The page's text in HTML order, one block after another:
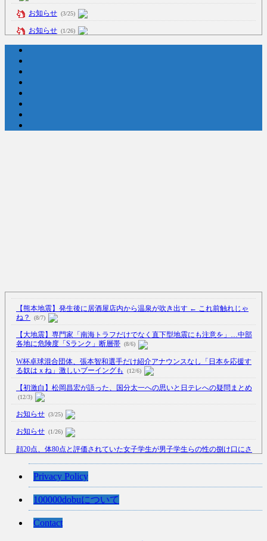
お知らせ (3/25)
お知らせ (1/26)
(7/13)
【熊本地震】発生後に居酒屋店内から温泉が吹き出す ← これ前触れじゃ
ね？
(8/7)
【大地震】専門家「南海トラフだけでなく直下型地震にも注意を」…中部
各地に危険度「Sランク」断層帯 (8/6)
W杯卓球混合団体、張本智和選手だけ紹介アナウンスなし「日本を応援す
る奴はｘね」激しいブーイングも
(12/6)
【初激白】松岡昌宏が語った、国分太一への思いと日テレへの疑問まとめ
(12/3)
お知らせ (3/25)
お知らせ (1/26)
顔20点、体80点と評価されていた女子学生が男子学生らの性の捌け口にさ
【中国】処理水の問題化狙うも不発？ASEAN関連会合で賛同広がらず
【韓国】54.1％「IAEA報告書を信用しない」
Privacy Policy
100000dobuについて
Contact